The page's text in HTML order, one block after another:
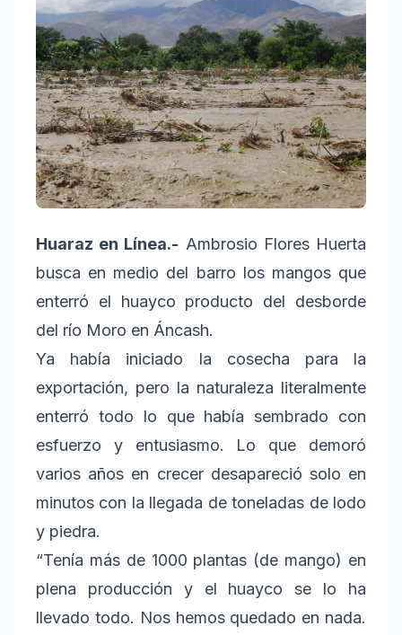
Huaraz en Línea.- Ambrosio Flores Huerta
busca en medio del barro los mangos que
enterró el huayco producto del desborde
del río Moro en Áncash.
Ya había iniciado la cosecha para la
exportación, pero la naturaleza literalmente
enterró todo lo que había sembrado con
esfuerzo y entusiasmo. Lo que demoró
varios años en crecer desapareció solo en
minutos con la llegada de toneladas de lodo
y piedra.
“Tenía más de 1000 plantas (de mango) en
plena producción y el huayco se lo ha
llevado todo. Nos hemos quedado en nada.